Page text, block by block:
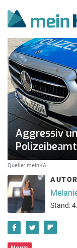
Aggressiv
Quelle: meinKA
AUTOR
Stand: